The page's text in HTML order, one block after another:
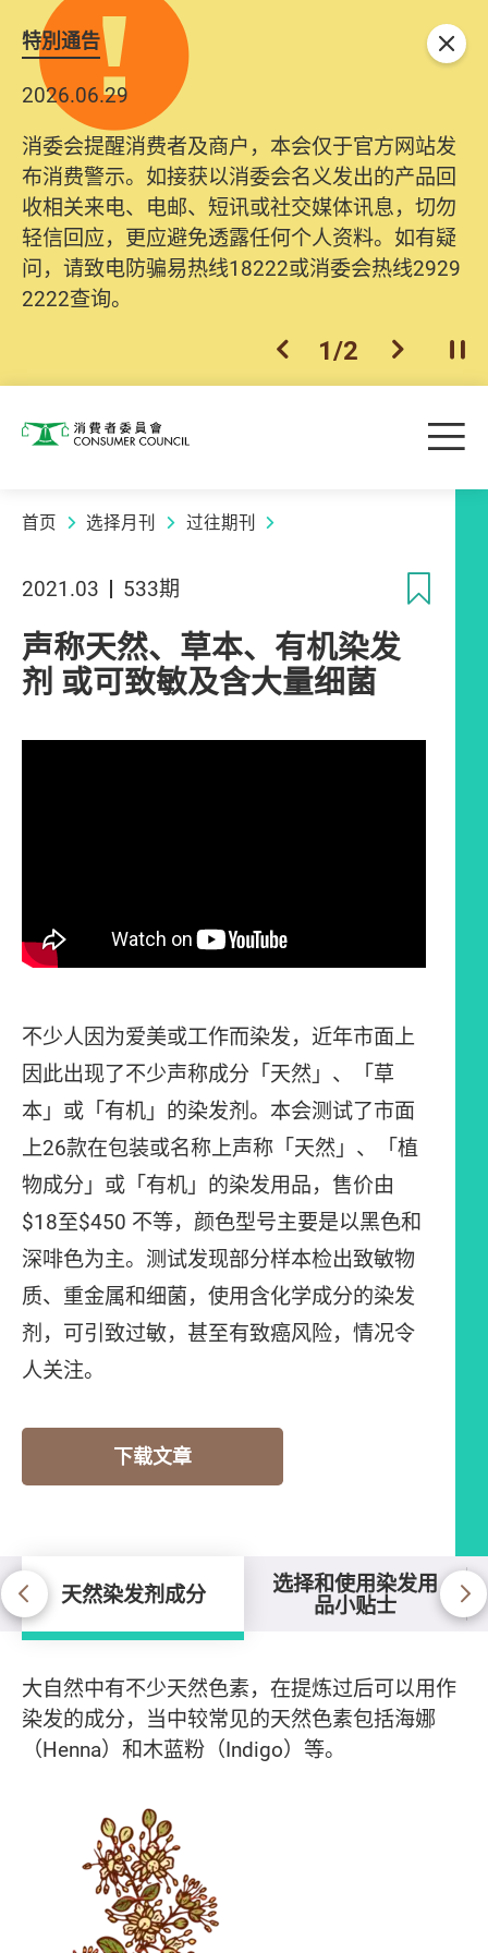
特別通告
2026.06.29
消委会提醒消费者及商户，本会仅于官方网站发
布消费警示。如接获以消委会名义发出的产品回
收相关来电、电邮、短讯或社交媒体讯息，切勿
轻信回应，更应避免透露任何个人资料。如有疑
问，请致电防骗易热线18222或消委会热线2929
2222查询。
上一个
1/2 下一个开
关闭
消费者委员会 目
首页 选择月刊 过往期刊
2021.03 533期
声称天然、草本、有机染发
剂 或可致敏及含大量细菌
不少人因为爱美或工作而染发，近年市面上
因此出现了不少声称成分「天然」、「草
本」或「有机」的染发剂。本会测试了市面
上26款在包装或名称上声称「天然」、「植
物成分」或「有机」的染发用品，售价由
$18至$450 不等，颜色型号主要是以黑色和
深啡色为主。测试发现部分样本检出致敏物
质、重金属和细菌，使用含化学成分的染发
剂，可引致过敏，甚至有致癌风险，情况令
人关注。
下载文章
天然染发剂成分 选择和使用染发用
品小贴士
天然染发剂成分
大自然中有不少天然色素，在提炼过后可以用作
染发的成分，当中较常见的天然色素包括海娜
（Henna）和木蓝粉（Indigo）等。